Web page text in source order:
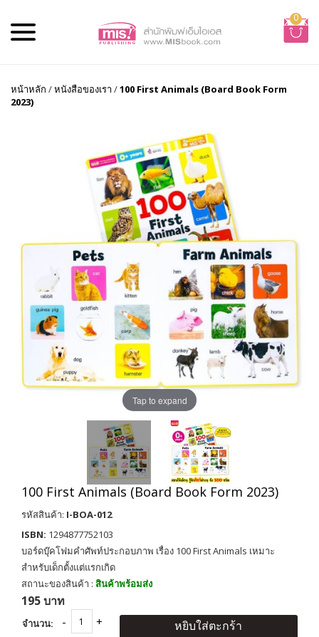
0
หน้าหลัก /หนังสือของเรา /100 First Animals (Board Book Form
2023)
Tap to expand
100 First Animals (Board Book Form 2023)
รหัสสินค้า: I-BOA-012
ISBN: 1294877752103
บอร์ดบุ๊คโฟมคำศัพท์ประกอบภาพ เรื่อง 100 First Animals เหมาะ
สำหรับเด็กตั้งแต่แรกเกิด
สถานะของสินค้า : สินค้าพร้อมส่ง
195 บาท
จำนวน: หยิบใส่ตะกร้า